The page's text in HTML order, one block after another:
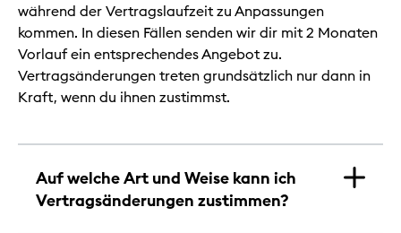
während der Vertragslaufzeit zu Anpassungen
kommen. In diesen Fällen senden wir dir mit 2 Monaten
Vorlauf ein entsprechendes Angebot zu.
Vertragsänderungen treten grundsätzlich nur dann in
Kraft, wenn du ihnen zustimmst.
Auf welche Art und Weise kann ich
Vertragsänderungen zustimmen?